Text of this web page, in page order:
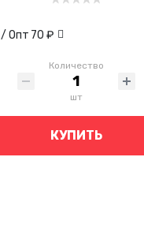
/ Опт 70 ₽
Количество
шт
КУПИТЬ